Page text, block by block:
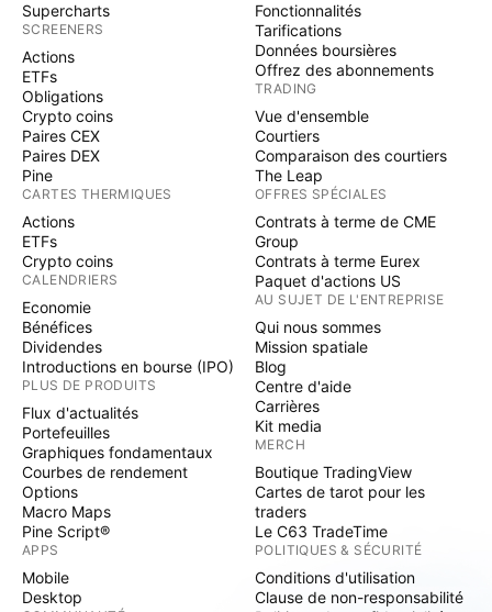
Supercharts
SCREENERS
Actions
ETFs
Obligations
Crypto coins
Paires CEX
Paires DEX
Pine
CARTES THERMIQUES
Actions
ETFs
Crypto coins
CALENDRIERS
Economie
Bénéfices
Dividendes
Introductions en bourse (IPO)
PLUS DE PRODUITS
Flux d'actualités
Portefeuilles
Graphiques fondamentaux
Courbes de rendement
Options
Macro Maps
Pine Script®
APPS
Mobile
Desktop
Fonctionnalités
Tarifications
Données boursières
Offrez des abonnements
TRADING
Vue d'ensemble
Courtiers
Comparaison des courtiers
The Leap
OFFRES SPÉCIALES
Contrats à terme de CME
Group
Contrats à terme Eurex
Paquet d'actions US
AU SUJET DE L'ENTREPRISE
Qui nous sommes
Mission spatiale
Blog
Centre d'aide
Carrières
Kit media
MERCH
Boutique TradingView
Cartes de tarot pour les
traders
Le C63 TradeTime
POLITIQUES & SÉCURITÉ
Conditions d'utilisation
Clause de non-responsabilité